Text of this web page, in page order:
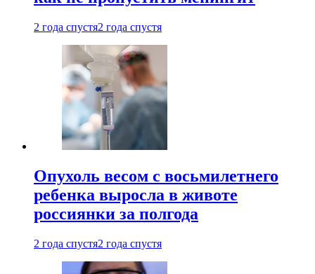
2 года спустя2 года спустя
Опухоль весом с восьмилетнего
ребенка выросла в животе
россиянки за полгода
2 года спустя2 года спустя